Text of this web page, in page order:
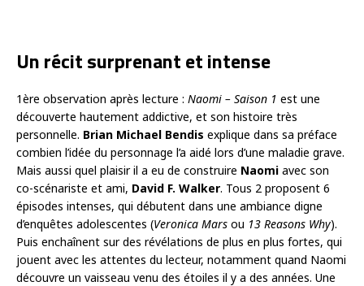
Un récit surprenant et intense
1ère observation après lecture : Naomi – Saison 1 est une
découverte hautement addictive, et son histoire très
personnelle. Brian Michael Bendis explique dans sa préface
combien l’idée du personnage l’a aidé lors d’une maladie grave.
Mais aussi quel plaisir il a eu de construire Naomi avec son
co-scénariste et ami, David F. Walker. Tous 2 proposent 6
épisodes intenses, qui débutent dans une ambiance digne
d’enquêtes adolescentes (Veronica Mars ou 13 Reasons Why).
Puis enchaînent sur des révélations de plus en plus fortes, qui
jouent avec les attentes du lecteur, notamment quand Naomi
découvre un vaisseau venu des étoiles il y a des années. Une